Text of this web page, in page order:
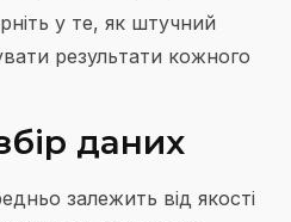
у те, як штучний
результати кожного
даних
залежить від якості